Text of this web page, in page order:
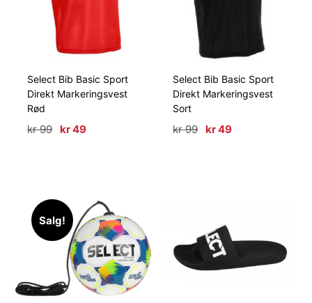
Select Bib Basic Sport
Direkt Markeringsvest
Rød
kr99 Opprinnelig
kr49Nåværende
Select Bib Basic Sport
Direkt Markeringsvest
Sort
kr99 Opprinnelig
kr49Nåværende
Salg!